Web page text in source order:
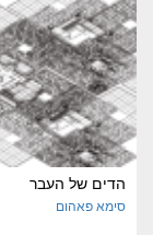
הדים של העבר
סימא פאהום